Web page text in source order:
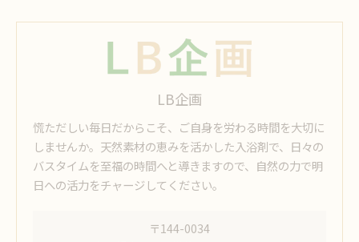
LB企画
慌ただしい毎日だからこそ、ご自身を労わる時間を大切に
しませんか。天然素材の恵みを活かした入浴剤で、日々の
バスタイムを至福の時間へと導きますので、自然の力で明
日への活力をチャージしてください。
〒144-0034